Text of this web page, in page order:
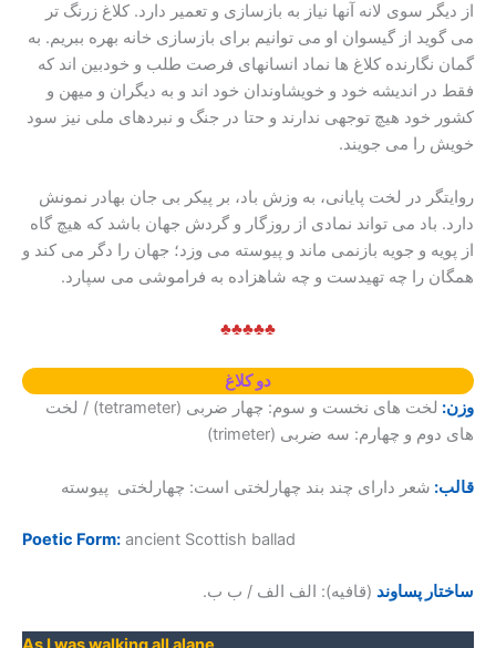
از دیگر سوی لانه آنها نیاز به بازسازی و تعمیر دارد. کلاغ زرنگ تر
می گوید از گیسوان او می توانیم برای بازسازی خانه بهره ببریم. به
گمان نگارنده کلاغ ها نماد انسانهای فرصت طلب و خودبین اند که
فقط در اندیشه خود و خویشاوندان خود اند و به دیگران و میهن و
کشور خود هیچ توجهی ندارند و حتا در جنگ و نبردهای ملی نیز سود
خویش را می جویند.
روایتگر در لخت پایانی، به وزش باد، بر پیکر بی جان بهادر نمونش
دارد. باد می تواند نمادی از روزگار و گردش جهان باشد که هیچ گاه
از پویه و جویه بازنمی ماند و پیوسته می وزد؛ جهان را دگر می کند و
همگان را چه تهیدست و چه شاهزاده به فراموشی می سپارد.
♣♣♣♣♣
دو کلاغ
وزن:
لخت های نخست و سوم: چهار ضربی (tetrameter) / لخت
های دوم و چهارم: سه ضربی (trimeter)
قالب: شعر دارای چند بند چهارلختی است: چهارلختی پیوسته
Poetic Form: ancient Scottish ballad
ساختار پساوند (قافیه): الف الف / ب ب.